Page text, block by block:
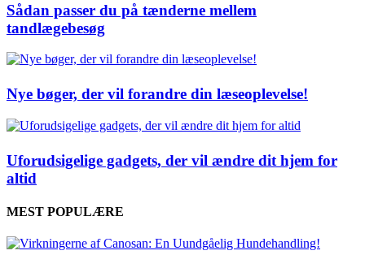
Sådan passer du på tænderne mellem
tandlægebesøg
Nye bøger, der vil forandre din læseoplevelse!
Uforudsigelige gadgets, der vil ændre dit hjem for
altid
MEST POPULÆRE